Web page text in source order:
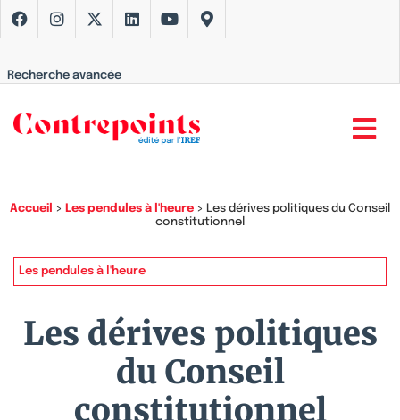
Recherche avancée
Accueil > Les pendules à l'heure > Les dérives politiques du Conseil
constitutionnel
Les pendules à l'heure
Les dérives politiques
du Conseil
constitutionnel